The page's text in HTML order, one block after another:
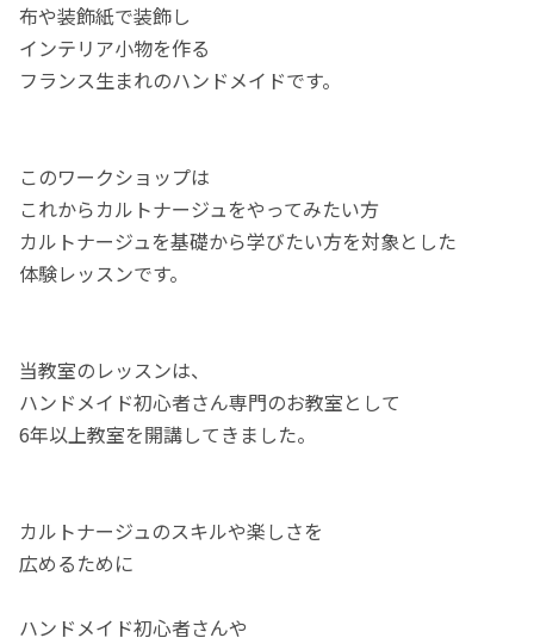
布や装飾紙で装飾し
インテリア小物を作る
フランス生まれのハンドメイドです。
このワークショップは
これからカルトナージュをやってみたい方
カルトナージュを基礎から学びたい方を対象とした
体験レッスンです。
当教室のレッスンは、
ハンドメイド初心者さん専門のお教室として
6年以上教室を開講してきました。
カルトナージュのスキルや楽しさを
広めるために
ハンドメイド初心者さんや